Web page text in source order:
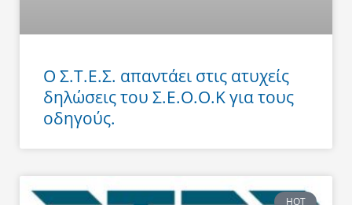
Ο Σ.Τ.Ε.Σ. απαντάει στις ατυχείς
δηλώσεις του Σ.Ε.Ο.Ο.Κ για τους
οδηγούς.
HOT